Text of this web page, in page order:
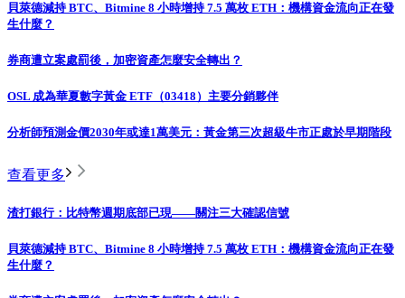
貝萊德減持 BTC、Bitmine 8 小時增持 7.5 萬枚 ETH：機構資金流向正在發
生什麼？
券商遭立案處罰後，加密資產怎麼安全轉出？
OSL 成為華夏數字黃金 ETF（03418）主要分銷夥伴
分析師預測金價2030年或達1萬美元：黃金第三次超級牛市正處於早期階段
查看更多
渣打銀行：比特幣週期底部已現——關注三大確認信號
貝萊德減持 BTC、Bitmine 8 小時增持 7.5 萬枚 ETH：機構資金流向正在發
生什麼？